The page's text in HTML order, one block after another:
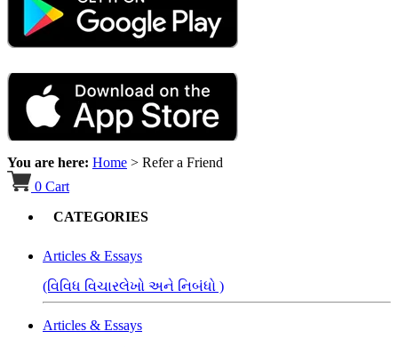
You are here: Home > Refer a Friend
0 Cart
CATEGORIES
Articles & Essays
(વિવિધ વિચારલેખો અને નિબંધો )
Articles & Essays